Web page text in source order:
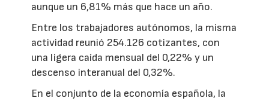
aunque un 6,81% más que hace un año.
Entre los trabajadores autónomos, la misma
actividad reunió 254.126 cotizantes, con
una ligera caída mensual del 0,22% y un
descenso interanual del 0,32%.
En el conjunto de la economía española, la